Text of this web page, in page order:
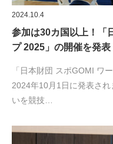
2024.10.4
参加は30カ国以上！「
プ 2025」の開催を発表
「日本財団 スポGOMI ワ
2024年10月1日に発表さ
いを競技…